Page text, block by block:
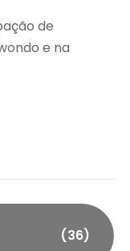
de
e na
(36)